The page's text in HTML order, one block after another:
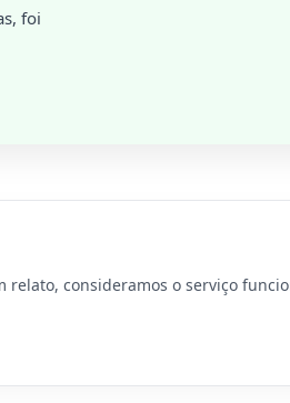
foi
relato, consideramos o serviço